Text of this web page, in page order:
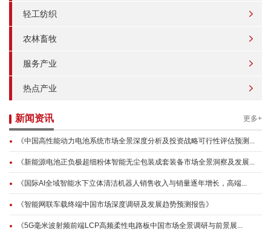
轻工纺织
农林畜牧
服务产业
热点产业
新闻资讯 更多+
《中国高性能动力电池系统市场全景深度分析及投资战略可行性评估预测...
《新能源电池正负极超细粉体智能无尘包装成套装备市场全景洞察及发展...
《国际AI全域智能水下立体清洁机器人销售收入与销量逐年增长，高端...
《智能网联车载终端中国市场深度调研及发展趋势预测报告》
《5G毫米波射频前端LCP高频柔性电路板中国市场全景调研与前景展...